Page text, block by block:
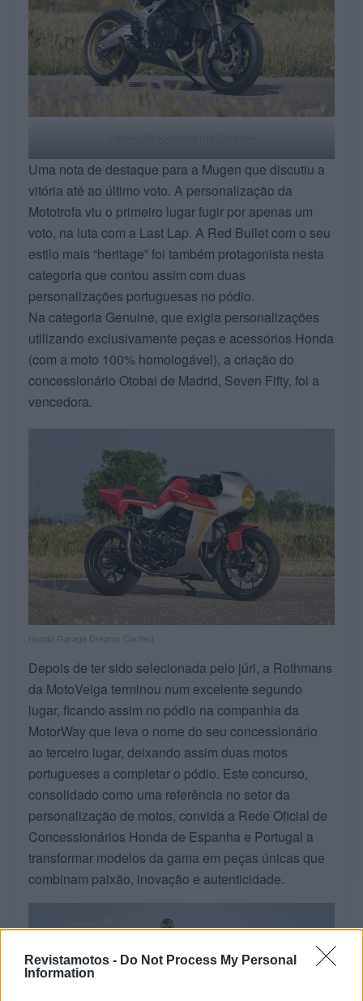
Revistamotos - Do Not Process My Personal
Information
Honda Garage Dreams Contest
Uma nota de destaque para a Mugen que discutiu a
vitória até ao último voto. A personalização da
Mototrofa viu o primeiro lugar fugir por apenas um
voto, na luta com a Last Lap. A Red Bullet com o seu
estilo mais “heritage” foi também protagonista nesta
categoria que contou assim com duas
personalizações portuguesas no pódio.
Na categoria Genuine, que exigia personalizações
utilizando exclusivamente peças e acessórios Honda
(com a moto 100% homologável), a criação do
concessionário Otobai de Madrid, Seven Fifty, foi a
vencedora.
Honda Garage Dreams Contest
Depois de ter sido selecionada pelo júri, a Rothmans
da MotoVeiga terminou num excelente segundo
lugar, ficando assim no pódio na companhia da
MotorWay que leva o nome do seu concessionário
ao terceiro lugar, deixando assim duas motos
portugueses a completar o pódio. Este concurso,
consolidado como uma referência no setor da
personalização de motos, convida a Rede Oficial de
Concessionários Honda de Espanha e Portugal a
transformar modelos da gama em peças únicas que
combinam paixão, inovação e autenticidade.